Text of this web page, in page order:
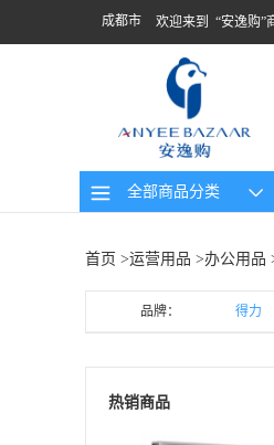
成都市 欢迎来到 “安逸购”
全部商品分类
首页 >运营用品 >办公用品
品牌： 得力
热销商品